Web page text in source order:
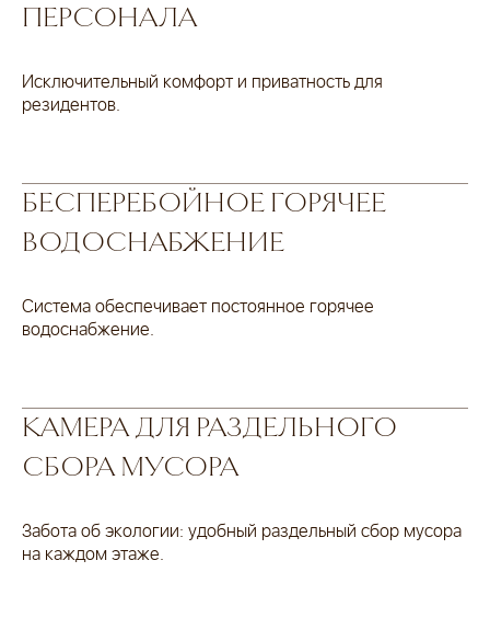
ПЕРСОНАЛА
Исключительный комфорт и приватность для
резидентов.
БЕСПЕРЕБОЙНОЕ ГОРЯЧЕЕ
ВОДОСНАБЖЕНИЕ
Система обеспечивает постоянное горячее
водоснабжение.
КАМЕРА ДЛЯ РАЗДЕЛЬНОГО
СБОРА МУСОРА
Забота об экологии: удобный раздельный сбор мусора
на каждом этаже.